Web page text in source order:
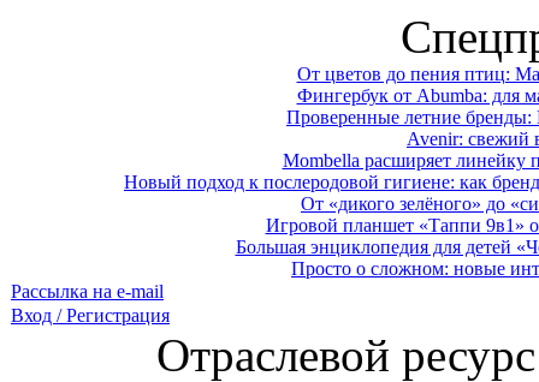
От цветов до пения птиц:
Фингербук от Abumba: для
Проверенные летние
Avenir: свежий
Mombella расширяет линейку
Новый подход к послеродовой гигиене: как
От «дикого зелёного» до
Игровой планшет «Таппи 9в1»
Большая энциклопедия для детей
Просто о сложном: новые
Рассылка на e-mail
Вход / Регистрация
Отраслевой